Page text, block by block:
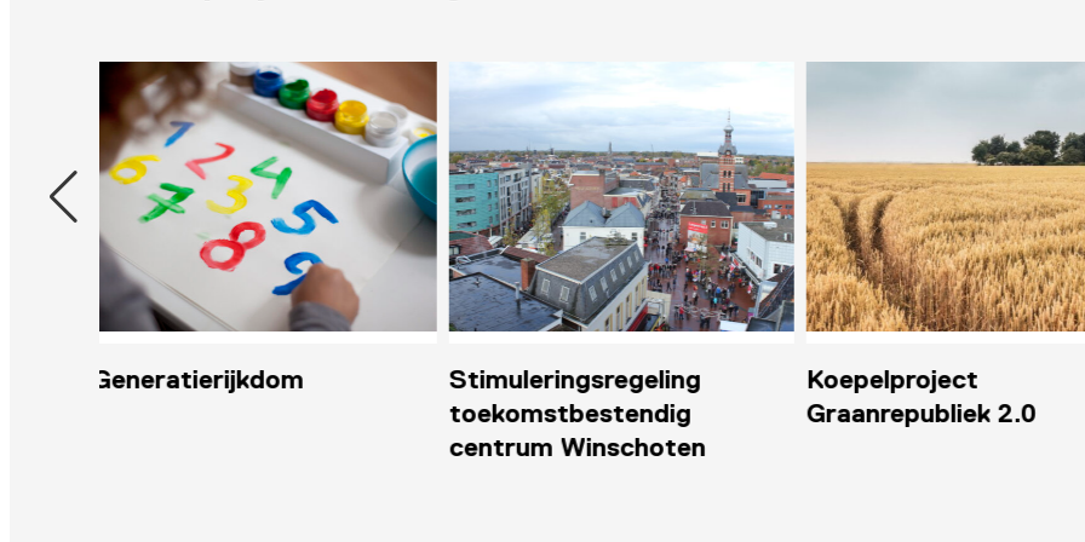
Stimuleringsregeling
Koepelproject
Graanrepubliek 2.0
Bibliotheek op school
VoorleesExpress